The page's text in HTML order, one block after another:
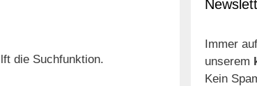
die Suchfunktion.
Immer
unserem
Kein